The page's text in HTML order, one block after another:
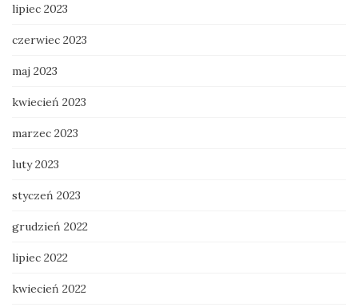
lipiec 2023
czerwiec 2023
maj 2023
kwiecień 2023
marzec 2023
luty 2023
styczeń 2023
grudzień 2022
lipiec 2022
kwiecień 2022